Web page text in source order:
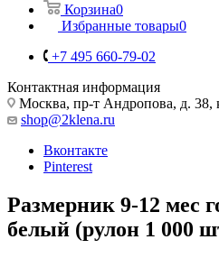
Корзина0
Избранные товары0
+7 495 660-79-02
Контактная информация
Москва, пр-т Андропова, д. 38,
shop@2klena.ru
Вконтакте
Pinterest
Размерник 9-12 мес
белый (рулон 1 000